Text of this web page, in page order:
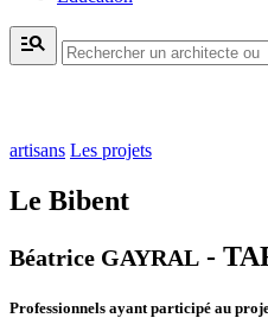
manage_search
artisans Les projets
Le Bibent
Béatrice GAYRAL -
Professionnels ayant participé au